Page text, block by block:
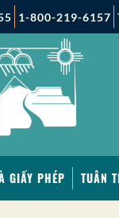
1-800-219-6157
GIẤY PHÉP TUÂN